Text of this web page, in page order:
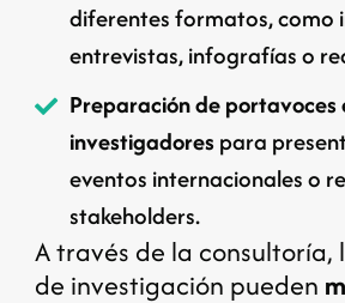
diferentes formatos, como
entrevistas, infografías o
Preparación de portavoces
investigadorespara
eventos internacionales o
stakeholders.
A través de la consultoría,
de investigación pueden